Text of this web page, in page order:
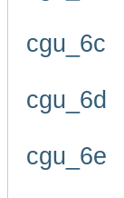
cgu_6c
cgu_6d
cgu_6e